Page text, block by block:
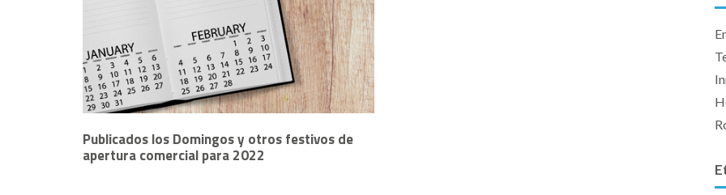
Publicados los Domingos y otros festivos de
apertura comercial para 2022